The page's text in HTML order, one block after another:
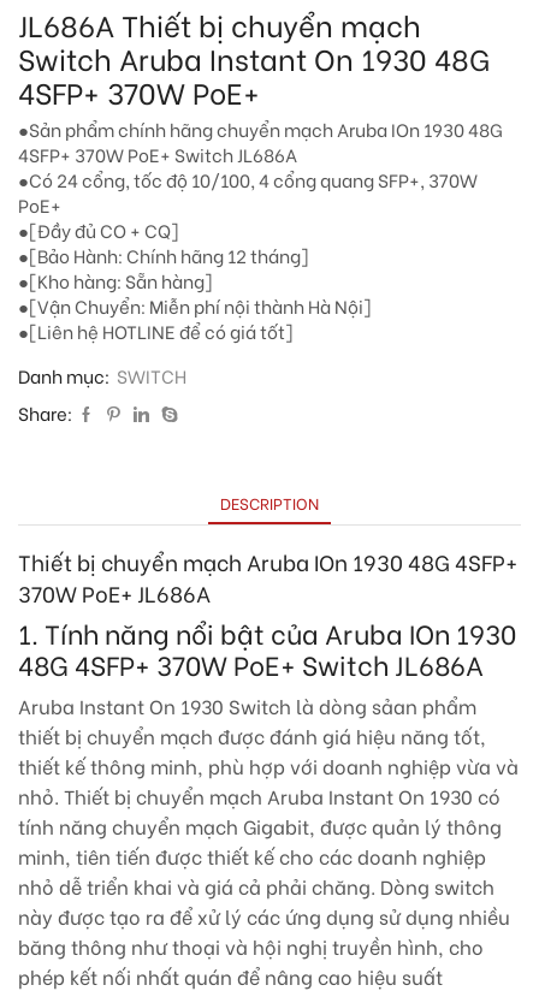
JL686A Thiết bị chuyển mạch
Switch Aruba Instant On 1930 48G
4SFP+ 370W PoE+
●Sản phẩm chính hãng chuyển mạch Aruba IOn 1930 48G
4SFP+ 370W PoE+ Switch JL686A
●Có 24 cổng, tốc độ 10/100, 4 cổng quang SFP+, 370W
PoE+
●[Đầy đủ CO + CQ]
●[Bảo Hành: Chính hãng 12 tháng]
●[Kho hàng: Sẵn hàng]
●[Vận Chuyển: Miễn phí nội thành Hà Nội]
●[Liên hệ HOTLINE để có giá tốt]
Danh mục: SWITCH
Share:
DESCRIPTION
Thiết bị chuyển mạch Aruba IOn 1930 48G 4SFP+
370W PoE+ JL686A
1. Tính năng nổi bật của Aruba IOn 1930
48G 4SFP+ 370W PoE+ Switch JL686A
Aruba Instant On 1930 Switch là dòng sảan phẩm
thiết bị chuyển mạch được đánh giá hiệu năng tốt,
thiết kế thông minh, phù hợp với doanh nghiệp vừa và
nhỏ. Thiết bị chuyển mạch Aruba Instant On 1930 có
tính năng chuyển mạch Gigabit, được quản lý thông
minh, tiên tiến được thiết kế cho các doanh nghiệp
nhỏ dễ triển khai và giá cả phải chăng. Dòng switch
này được tạo ra để xử lý các ứng dụng sử dụng nhiều
băng thông như thoại và hội nghị truyền hình, cho
phép kết nối nhất quán để nâng cao hiệu suất